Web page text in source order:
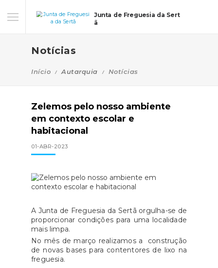
Junta de Freguesia da Sert
ã
Notícias
Início Autarquia Notícias
Zelemos pelo nosso ambiente
em contexto escolar e
habitacional
01-ABR-2023
A Junta de Freguesia da Sertã orgulha-se de
proporcionar condições para uma localidade
mais limpa.
No mês de março realizamos a construção
de novas bases para contentores de lixo na
freguesia.